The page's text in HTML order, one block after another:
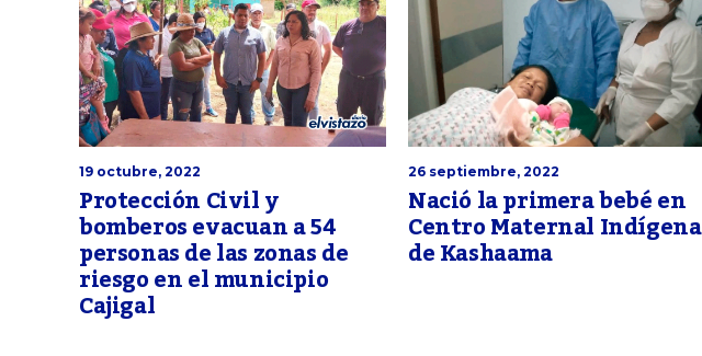
19 octubre, 2022
Protección Civil y
bomberos evacuan a 54
personas de las zonas de
riesgo en el municipio
Cajigal
26 septiembre, 2022
Nació la primera bebé en
Centro Maternal Indígena
de Kashaama